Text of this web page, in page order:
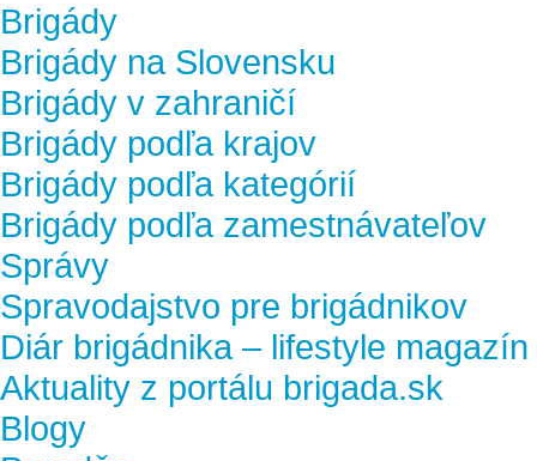
Brigády
Brigády na Slovensku
Brigády v zahraničí
Brigády podľa krajov
Brigády podľa kategórií
Brigády podľa zamestnávateľov
Správy
Spravodajstvo pre brigádnikov
Diár brigádnika – lifestyle magazín
Aktuality z portálu brigada.sk
Blogy